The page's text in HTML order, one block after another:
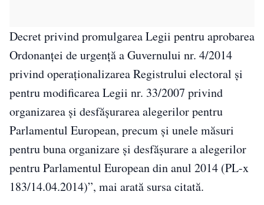
Decret privind promulgarea Legii pentru aprobarea
Ordonanței de urgență a Guvernului nr. 4/2014
privind operaționalizarea Registrului electoral și
pentru modificarea Legii nr. 33/2007 privind
organizarea și desfășurarea alegerilor pentru
Parlamentul European, precum și unele măsuri
pentru buna organizare și desfășurare a alegerilor
pentru Parlamentul European din anul 2014 (PL-x
183/14.04.2014)”, mai arată sursa citată.